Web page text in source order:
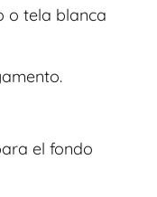
o tela blanca
el fondo